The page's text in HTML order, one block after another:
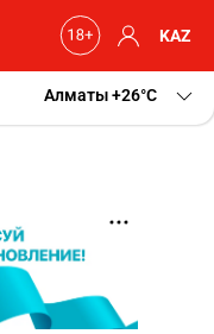
KAZ
Алматы+26 C